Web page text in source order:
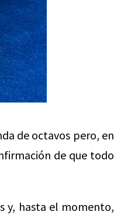
de octavos pero, en
de que todo
y, hasta el momento,